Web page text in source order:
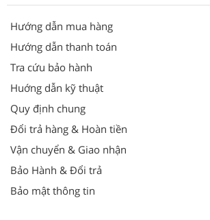
Hướng dẫn mua hàng
Hướng dẫn thanh toán
Tra cứu bảo hành
Huớng dẫn kỹ thuật
Quy định chung
Đổi trả hàng & Hoàn tiền
Vận chuyển & Giao nhận
Bảo Hành & Đổi trả
Bảo mật thông tin